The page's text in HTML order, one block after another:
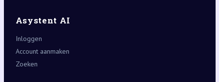
Asystent AI
Inloggen
Account aanmaken
Zoeken